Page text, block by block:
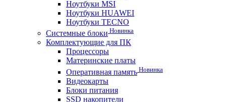
Ноутбуки MSI
Ноутбуки HUAWEI
Ноутбуки TECNO
Системные блоки Новинка
Комплектующие для ПК
Процессоры
Материнские платы
Оперативная память Новинка
Видеокарты
Блоки питания
SSD накопители